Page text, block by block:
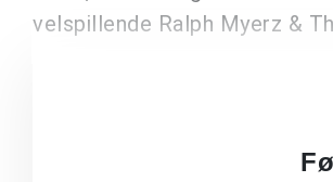
velspillende Ralph Myerz &